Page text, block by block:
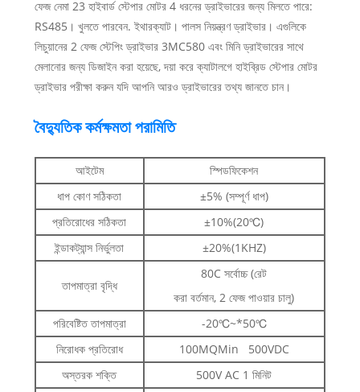
ফেজ নেমা 23 হাইবার্ড স্টেপার মোটর 4 ধরনের ড্রাইভারের জন্য মিলতে পারে:
RS485। খুলতে পারবেন. ইথারক্যাট। পালস নিয়ন্ত্রণ ড্রাইভার। এগুলিকে
লিচুয়ানের 2 ফেজ স্টেপিং ড্রাইভার 3MC580 এবং মিনি ড্রাইভারের সাথে
মেলানোর জন্য ডিজাইন করা হয়েছে, দয়া করে ক্যাটালগে হাইব্রিড স্টেপার মোটর
ড্রাইভার পরীক্ষা করুন যদি আপনি আরও ড্রাইভারের তথ্য জানতে চান।
বৈদ্যুতিক কর্মক্ষমতা পরামিতি
আইটেম
স্পিডফিকেশন
ধাপ কোণ সঠিকতা
±5% (সম্পূর্ণ ধাপ)
প্রতিরোধের সঠিকতা
±10%(20℃)
ইন্ডাকট্যান্স নির্ভুলতা
±20%(1KHZ)
তাপমাত্রা বৃদ্ধি
80C সর্বোচ্চ (রেট
করা বর্তমান, 2 ফেজ পাওয়ার চালু)
পরিবেষ্টিত তাপমাত্রা
-20℃~*50℃
নিরোধক প্রতিরোধ
100MQMin 500VDC
অস্তরক শক্তি
500V AC 1 মিনিট